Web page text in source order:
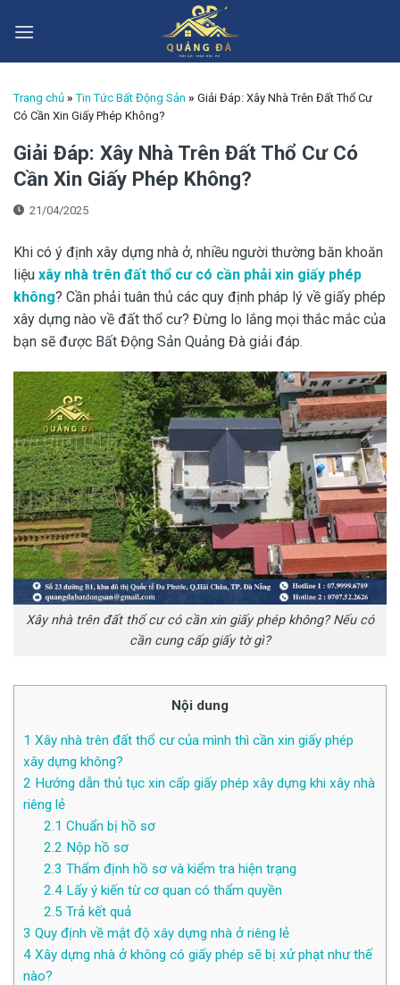
Trang chủ »Tin Tức Bất Động Sản » Giải Đáp: Xây Nhà Trên Đất Thổ Cư
Có Cần Xin Giấy Phép Không?
Giải Đáp: Xây Nhà Trên Đất Thổ Cư Có
Cần Xin Giấy Phép Không?
21/04/2025
Khi có ý định xây dựng nhà ở, nhiều người thường băn khoăn
liệu xây nhà trên đất thổ cư có cần phải xin giấy phép
không? Cần phải tuân thủ các quy định pháp lý về giấy phép
xây dựng nào về đất thổ cư? Đừng lo lắng mọi thắc mắc của
bạn sẽ được Bất Động Sản Quảng Đà giải đáp.
Xây nhà trên đất thổ cư có cần xin giấy phép không? Nếu có
cần cung cấp giấy tờ gì?
Nội dung
1 Xây nhà trên đất thổ cư của mình thì cần xin giấy phép
xây dựng không?
2 Hướng dẫn thủ tục xin cấp giấy phép xây dựng khi xây nhà
riêng lẻ
2.1 Chuẩn bị hồ sơ
2.2 Nộp hồ sơ
2.3 Thẩm định hồ sơ và kiểm tra hiện trạng
2.4Lấy ý kiến từ cơ quan có thẩm quyền
2.5 Trả kết quả
3 Quy định về mật độ xây dựng nhà ở riêng lẻ
4 Xây dựng nhà ở không có giấy phép sẽ bị xử phạt như thế
nào?